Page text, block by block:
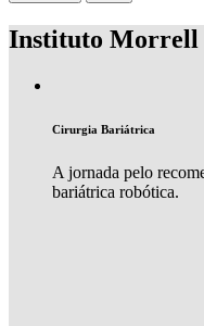
Instituto Morrell
Cirurgia Bariátrica
A jornada pelo
bariátrica robótica.